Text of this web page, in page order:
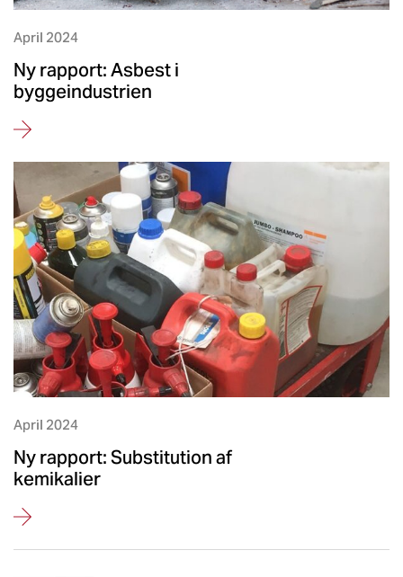
April 2024
Ny rapport: Asbest i
byggeindustrien
April 2024
Ny rapport: Substitution af
kemikalier